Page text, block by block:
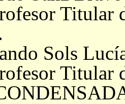
Titular
Sols
de